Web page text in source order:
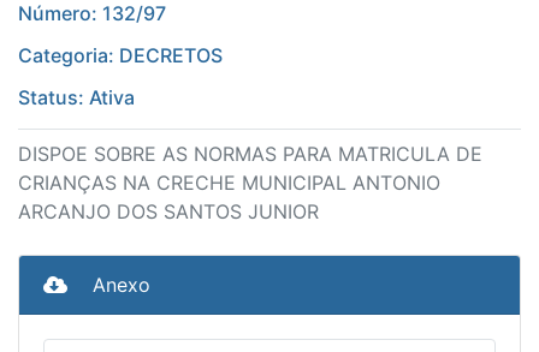
Número: 132/97
Categoria: DECRETOS
Status: Ativa
DISPOE SOBRE AS NORMAS PARA MATRICULA DE
CRIANÇAS NA CRECHE MUNICIPAL ANTONIO
ARCANJO DOS SANTOS JUNIOR
Anexo